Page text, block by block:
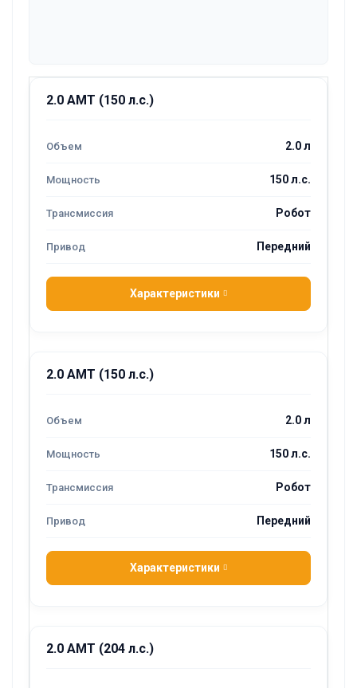
2.0 AMT (150 л.с.)
2.0 л
150 л.с.
Робот
Передний
Характеристики
2.0 AMT (150 л.с.)
2.0 л
150 л.с.
Робот
Передний
Характеристики
2.0 AMT (204 л.с.)